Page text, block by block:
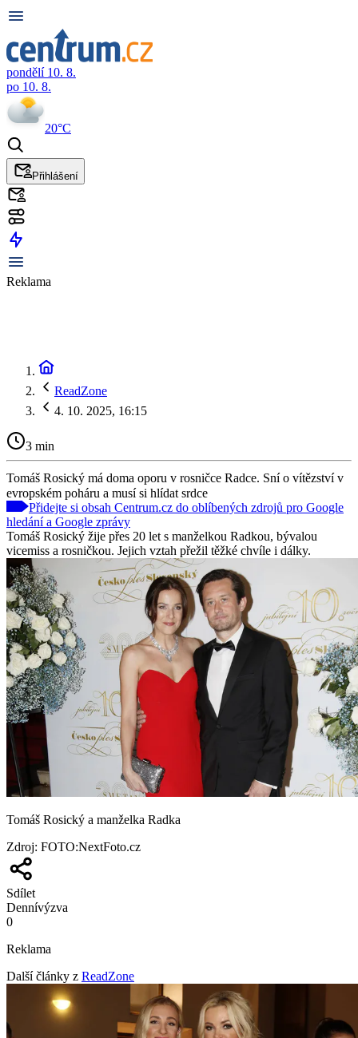
pondělí 10. 8.
po 10. 8.
20°C
Přihlášení
Reklama
ReadZone
4. 10. 2025, 16:15
3 min
Tomáš Rosický má doma oporu v rosničce Radce. Sní o vítězství v
evropském poháru a musí si hlídat srdce
Přidejte si obsah Centrum.cz do oblíbených zdrojů pro Google
hledání a Google zprávy
Tomáš Rosický žije přes 20 let s manželkou Radkou, bývalou
vicemiss a rosničkou. Jejich vztah přežil těžké chvíle i dálky.
Tomáš Rosický a manželka Radka
Zdroj: FOTO:NextFoto.cz
Sdílet
Dennívýzva
0
Reklama
Další články z ReadZone